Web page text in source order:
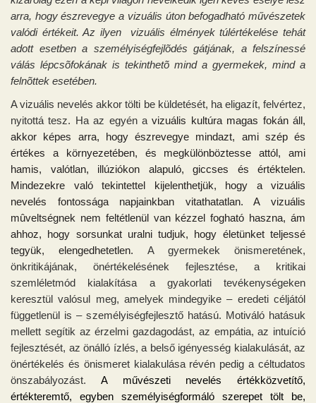
arra, hogy észrevegye a vizuális úton befogadható művészetek
valódi értékeit. Az ilyen vizuális élmények túlértékelése tehát
adott esetben a személyiségfejlõdés gátjának, a felszínessé
válás lépcsõfokának is tekinthetõ mind a gyermekek, mind a
felnõttek esetében.
A vizuális nevelés akkortölti be küldetését, ha eligazít, felvértez,
nyitottá tesz. Ha az egyén avizuális kultúra magas fokán áll,
akkor képes arra, hogy észrevegye mindazt, ami szép és
értékes a környezetében, és megkülönböztesse attól, ami
hamis, valótlan, illúziókon alapuló, giccses és értéktelen.
Mindezekre való tekintettel kijelenthetjük, hogy a vizuális
nevelés fontossága napjainkban vitathatatlan. A vizuális
mûveltségnek nem feltétlenül van kézzel fogható haszna, ám
ahhoz, hogy sorsunkat uralni tudjuk, hogy életünket teljessé
tegyük, elengedhetetlen. A gyermekek önismeretének,
önkritikájának, önértékelésének fejlesztése, a kritikai
szemléletmód kialakítása a gyakorlati tevékenységeken
keresztül valósul meg, amelyek mindegyike – eredeti céljától
függetlenül is – személyiségfejlesztő hatású. Motiváló hatásuk
mellett segítik az érzelmi gazdagodást, az empátia, az intuíció
fejlesztését, az önálló ízlés, a belső igényesség kialakulását, az
önértékelés és önismeret kialakulása révén pedig a céltudatos
önszabályozást. A művészeti nevelés értékközvetítő,
értékteremtő, egyben személyiségformáló szerepet tölt be,